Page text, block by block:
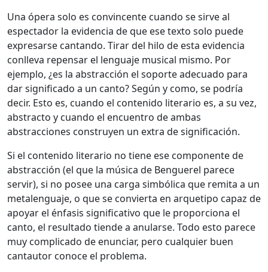
Una ópera solo es convincente cuando se sirve al
espectador la evidencia de que ese texto solo puede
expresarse cantando. Tirar del hilo de esta evidencia
conlleva repensar el lenguaje musical mismo. Por
ejemplo, ¿es la abstracción el soporte adecuado para
dar significado a un canto? Según y como, se podría
decir. Esto es, cuando el contenido literario es, a su vez,
abstracto y cuando el encuentro de ambas
abstracciones construyen un extra de significación.
Si el contenido literario no tiene ese componente de
abstracción (el que la música de Benguerel parece
servir), si no posee una carga simbólica que remita a un
metalenguaje, o que se convierta en arquetipo capaz de
apoyar el énfasis significativo que le proporciona el
canto, el resultado tiende a anularse. Todo esto parece
muy complicado de enunciar, pero cualquier buen
cantautor conoce el problema.